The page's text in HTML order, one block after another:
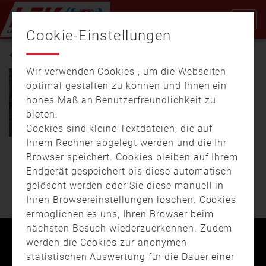
KÄLTE
28.02.19:33
02:30
Kältewelle: Probleme für die
Feuerwehr bei Minusgraden
Zugefrorene
Unterflurhydranten und
Löschwasser das
Gehwege und Straßen in
WEITERE BEITRÄGE
Kontakt Impressum Datenschutz
Cookie-Einstellungen
Wir verwenden Cookies , um die Webseiten
optimal gestalten zu können und Ihnen ein
hohes Maß an Benutzerfreundlichkeit zu
bieten.
Cookies sind kleine Textdateien, die auf
Ihrem Rechner abgelegt werden und die Ihr
Browser speichert. Cookies bleiben auf Ihrem
Endgerät gespeichert bis diese automatisch
gelöscht werden oder Sie diese manuell in
Ihren Browsereinstellungen löschen. Cookies
ermöglichen es uns, Ihren Browser beim
nächsten Besuch wiederzuerkennen. Zudem
werden die Cookies zur anonymen
statistischen Auswertung für die Dauer einer